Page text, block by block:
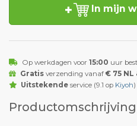
In mijn
Op werkdagen voor 15:00 uur
Gratisverzending vanaf € 75 NL
Uitstekendeservice (9.1 op Kiyoh)
Productomschrijving